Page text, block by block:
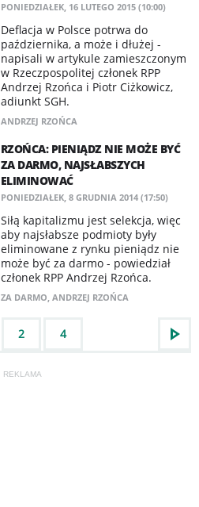
PONIEDZIAŁEK, 16 LUTEGO 2015 (10:00)
Deflacja w Polsce potrwa do
października, a może i dłużej -
napisali w artykule zamieszczonym
w Rzeczpospolitej członek RPP
Andrzej Rzońca i Piotr Ciżkowicz,
adiunkt SGH.
ANDRZEJ RZOŃCA
RZOŃCA: PIENIĄDZ NIE MOŻE BYĆ
ZA DARMO, NAJSŁABSZYCH
ELIMINOWAĆ
PONIEDZIAŁEK, 8 GRUDNIA 2014 (17:50)
Siłą kapitalizmu jest selekcja, więc
aby najsłabsze podmioty były
eliminowane z rynku pieniądz nie
może być za darmo - powiedział
członek RPP Andrzej Rzońca.
ZA DARMO, ANDRZEJ RZOŃCA
2 4
REKLAMA